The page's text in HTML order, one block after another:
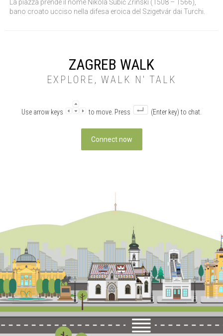
La piazza prende il nome Nikola Šubić Zrinski (1508 – 1566),
bano croato ucciso nella difesa eroica del Szigetvár dai Turchi.
ZAGREB WALK
EXPLORE, WALK N' TALK
Use arrow keys to move. Press (Enter key) to chat.
Connect now